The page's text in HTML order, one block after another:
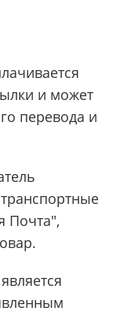
и может
перевода и
Почта",